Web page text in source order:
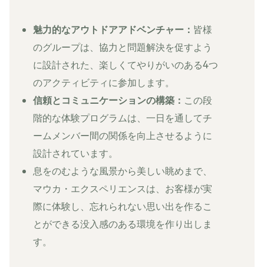
魅力的なアウトドアアドベンチャー： 皆様
のグループは、協力と問題解決を促すよう
に設計された、楽しくてやりがいのある4つ
のアクティビティに参加します。
信頼とコミュニケーションの構築： この段
階的な体験プログラムは、一日を通してチ
ームメンバー間の関係を向上させるように
設計されています。
息をのむような風景から美しい眺めまで、
マウカ・エクスペリエンスは、お客様が実
際に体験し、忘れられない思い出を作るこ
とができる没入感のある環境を作り出しま
す。